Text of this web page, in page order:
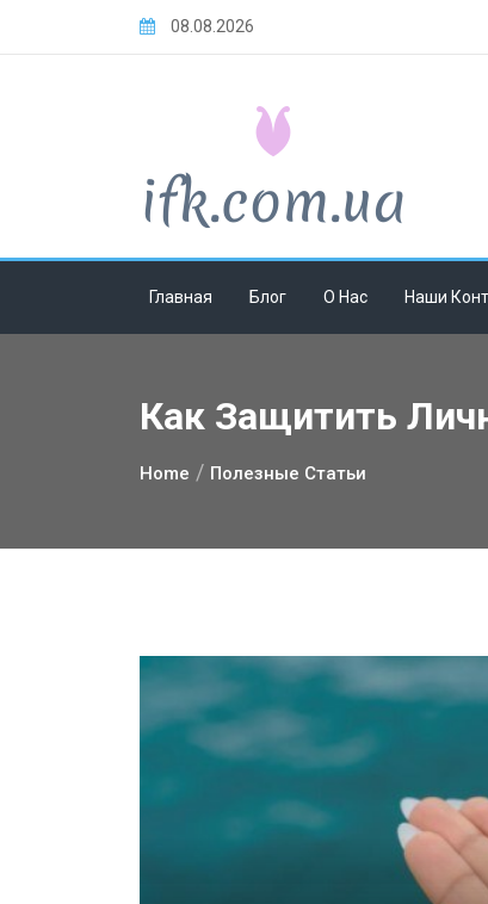
08.08.2026
Главная Блог О Нас Наши
Как Защитить
Home Полезные Статьи